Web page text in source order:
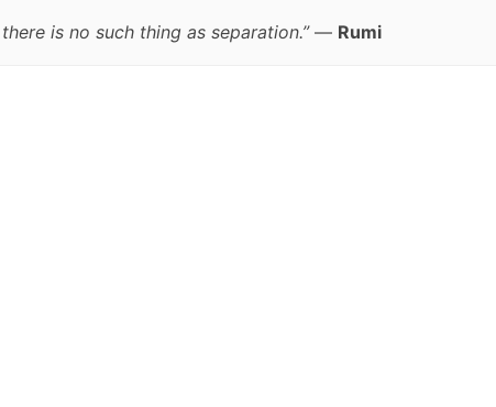
is no such thing as separation.”— Rumi